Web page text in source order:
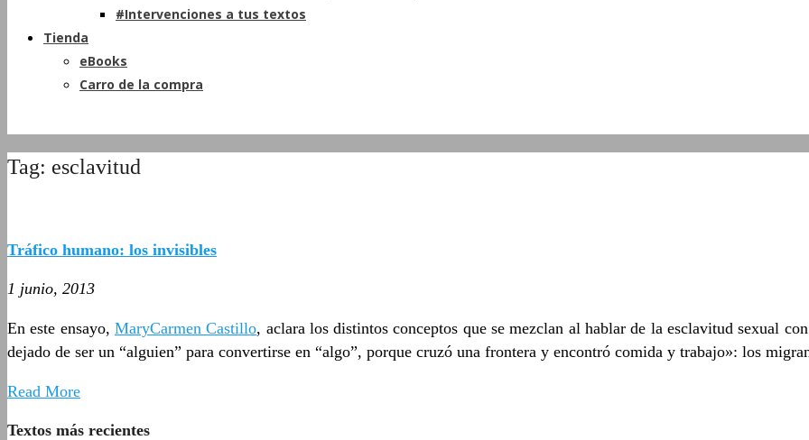
#Intervenciones a tus textos
Tienda
eBooks
Carro de la compra
Tag: esclavitud
Tráfico humano: los invisibles
1 junio, 2013
En este ensayo, MaryCarmen Castillo, aclara los distintos conceptos que se mezclan al hablar de la esclavitud sexual
dejado de ser un “alguien” para convertirse en “algo”, porque cruzó una frontera y encontró comida y trabajo»: los
Read More
Textos más recientes